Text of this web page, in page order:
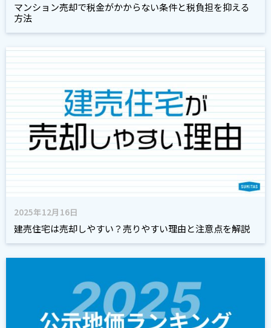
マンション売却で税金がかからない条件と税負担を抑える
方法
2025年12月16日
建売住宅は売却しやすい？売りやすい理由と注意点を解説